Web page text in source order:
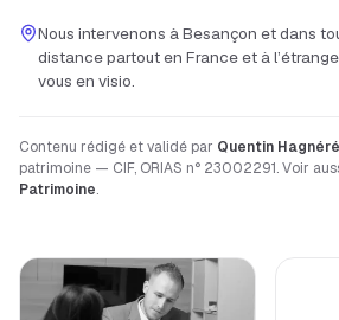
Nous intervenons à Besançon et dans
distance partout en France et à
vous en visio.
Contenu rédigé et validé par Quentin Hagnéré
patrimoine — CIF, ORIAS n° 23002291. Voir
Patrimoine.